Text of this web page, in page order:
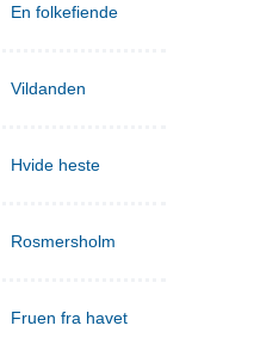
En folkefiende
Vildanden
Hvide heste
Rosmersholm
Fruen fra havet